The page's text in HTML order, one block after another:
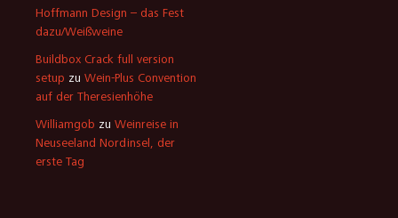
Hoffmann Design – das Fest
dazu/Weißweine
Buildbox Crack full version
setup zu Wein-Plus Convention
auf der Theresienhöhe
Williamgob zu Weinreise in
Neuseeland Nordinsel, der
erste Tag